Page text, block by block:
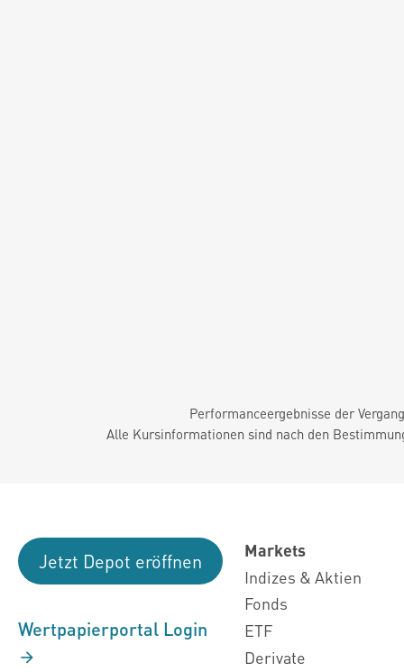
Performanceergebnisse der
Alle Kursinformationen sind nach den
Jetzt Depot eröffnen
Wertpapierportal Login
Markets
Indizes & Aktien
Fonds
ETF
Derivate